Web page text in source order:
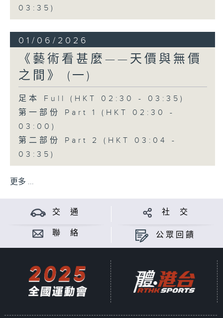
03:35)
01/06/2026
《藝術看甚麼——天價與無價
之間》 (一)
足本 Full (HKT 02:30 - 03:35)
第一部份 Part 1 (HKT 02:30 -
03:00)
第二部份 Part 2 (HKT 03:04 -
03:35)
更多 ...
交 通 社 交
聯 絡 公眾回饋